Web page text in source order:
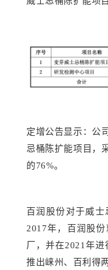
定增公告显示： 公
忌桶陈扩能项目，
的76%。
百润股份对于威
2017年，百润股
厂，并在2021年
推出崃州、百利得